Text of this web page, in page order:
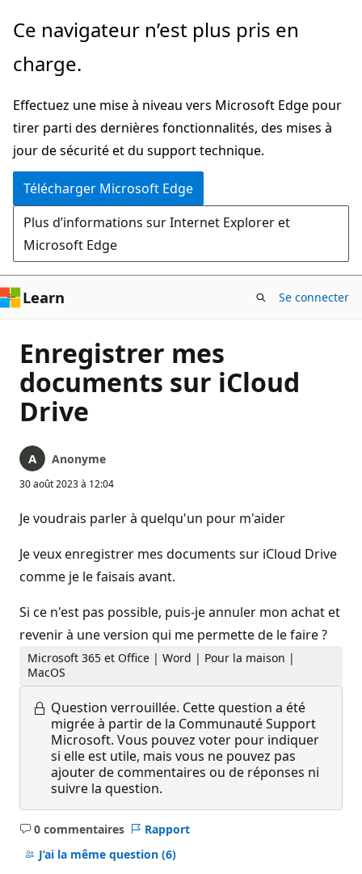
Passer
directement
au
principal
Ce navigateur n’est plus pris en
charge.
Effectuez une mise à niveau vers Microsoft Edge pour
tirer parti des dernières fonctionnalités, des mises à
jour de sécurité et du support technique.
Télécharger Microsoft Edge
Plus d’informations sur Internet Explorer et
Microsoft Edge
Learn Se connecter
Enregistrer mes
documents sur iCloud
Drive
Anonyme
30 août 2023 à 12:04
Je voudrais parler à quelqu'un pour m'aider
Je veux enregistrer mes documents sur iCloud Drive
comme je le faisais avant.
Si ce n'est pas possible, puis-je annuler mon achat et
revenir à une version qui me permette de le faire ?
Microsoft 365 et Office | Word | Pour la maison |
MacOS
Question verrouillée. Cette question a été
migrée à partir de la Communauté Support
Microsoft. Vous pouvez voter pour indiquer
si elle est utile, mais vous ne pouvez pas
ajouter de commentaires ou de réponses ni
suivre la question.
0 commentaires
Aucun
commentaire
Rapport
J’ai la même question (6)